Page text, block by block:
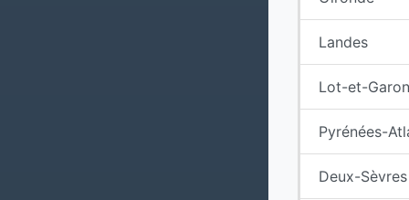
Landes
Lot-et-
Pyrénées-
Deux-Sèvres